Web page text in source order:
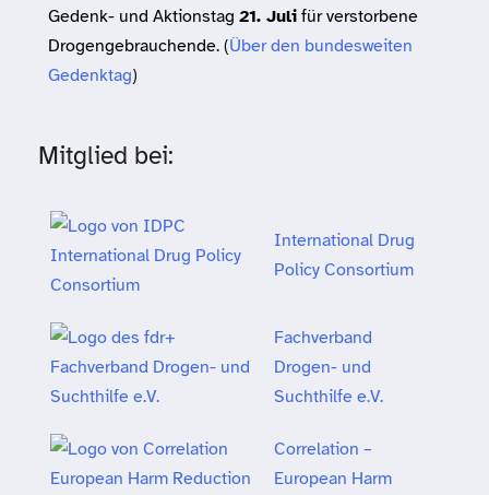
Gedenk- und Aktionstag 21. Julifür verstorbene
Drogengebrauchende. (Über den bundesweiten
Gedenktag)
Mitglied bei:
International Drug
Policy Consortium
Fachverband
Drogen- und
Suchthilfe e.V.
Correlation –
European Harm